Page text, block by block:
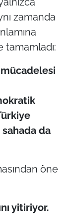
zamanda
da
öne
yitiriyor.